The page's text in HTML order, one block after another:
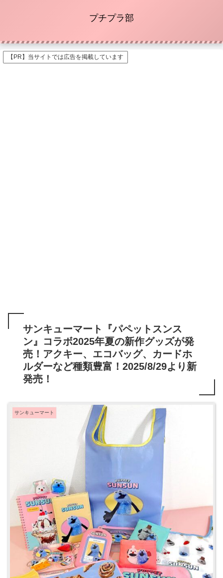
プチプラ部
【PR】当サイトでは広告を掲載しています
サンキューマート『パペットスンス
ン』コラボ2025年夏の新作グッズが発
売！アクキー、エコバッグ、カードホ
ルダーなど種類豊富！2025/8/29より新
発売！
サンキューマート